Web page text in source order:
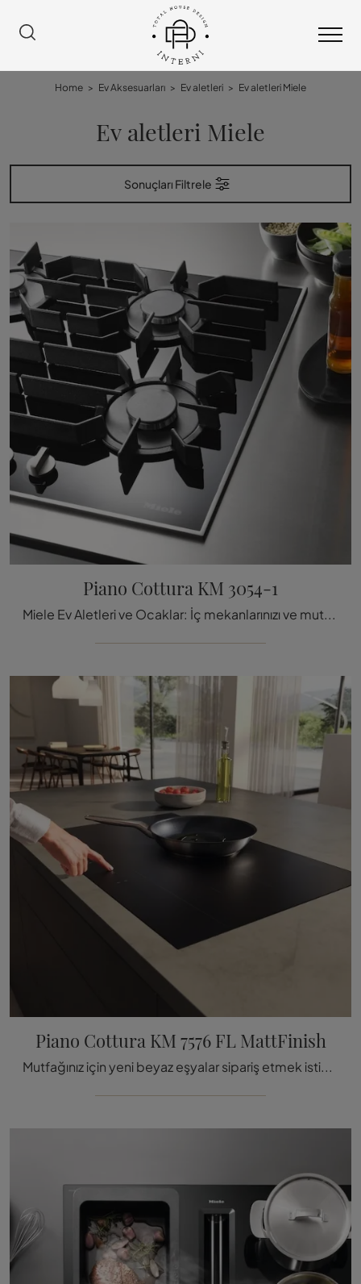
Home > Ev Aksesuarları > Ev aletleri > Ev aletleri Miele
Ev aletleri Miele
Sonuçları Filtrele
Piano Cottura KM 3054-1
Miele Ev Aletleri ve Ocaklar: İç mekanlarınızı ve mutfağınızı KM 3054-1 Ocak modeli ile nasıl tamamlayacağ
Piano Cottura KM 7576 FL MattFinish
Mutfağınız için yeni beyaz eşyalar sipariş etmek istiyorsanız, Miele markasının KM 7576 FL MattFinish modeli hakkında daha fazla bilgi edinin.